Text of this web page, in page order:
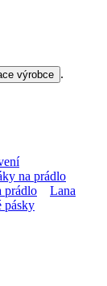
výrobce .
na prádlo
prádlo
Lana
pásky